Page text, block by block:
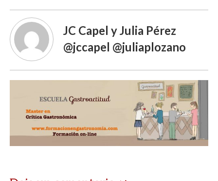
JC Capel y Julia Pérez
@jccapel @juliaplozano